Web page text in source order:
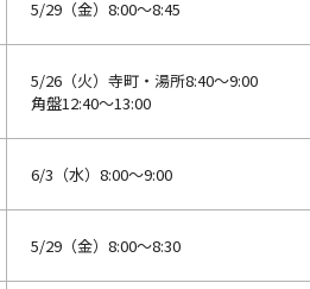
5/29（金）8:00～8:45
5/26（火）寺町・湯所8:40～9:00
角盤12:40～13:00
6/3（水）8:00～9:00
5/29（金）8:00～8:30